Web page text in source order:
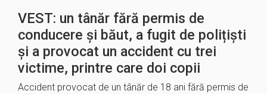
VEST: un tânăr fără permis de
conducere și băut, a fugit de polițiști
și a provocat un accident cu trei
victime, printre care doi copii
Accident provocat de un tânăr de 18 ani fără permis de